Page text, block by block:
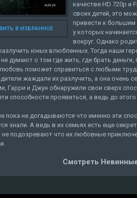
В ИЗБРАННОЕ
качестве HD 720p и
своих детей, это
привести к
у которых
вокруг. Однако
юных влюбленных. Тогда наши
думают о том где жить, где брать
поможет справиться с любыми
жаждали их разлучить, а она очень
Гарри и Джун обнаружили свои сверх
способности проявиться, а ведь до
пока не догадываются что именно эти
знали. А ведь в их семьях есть еще
подозревают что их любовные
Смотреть